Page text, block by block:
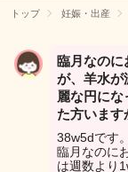
トップ 妊娠・出産
臨月なのに
が、羊水が
麗な円に
た方います
38w5dです。
臨月なのに
は週数より